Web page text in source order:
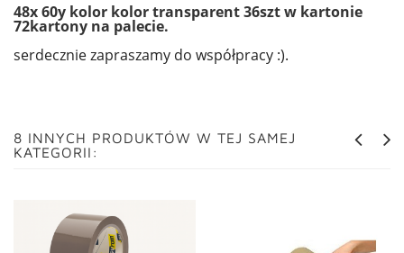
48x 60y kolor kolor transparent 36szt w kartonie
72kartony na palecie.
serdecznie zapraszamy do współpracy :).
8 INNYCH PRODUKTÓW W TEJ SAMEJ
KATEGORII: